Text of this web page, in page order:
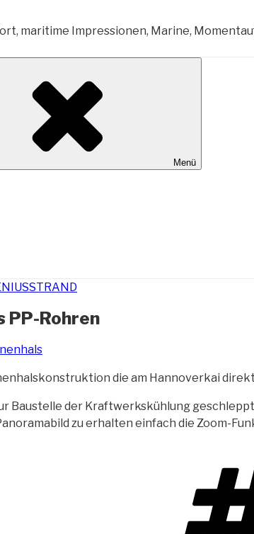
Terminal Wilhelmshaven
Menü
PP-Rohren
die am Hannoverkai
Baustelle der Kraftwerkskühlung
zu erhalten einfach die Zoom-